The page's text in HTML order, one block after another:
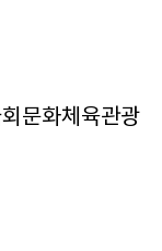
문화체육관광